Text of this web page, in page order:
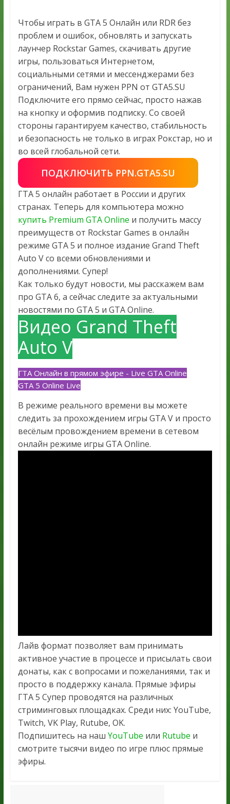
Чтобы играть в GTA 5 Онлайн или RDR без
проблем и ошибок, обновлять и запускать
лаунчер Rockstar Games, скачивать другие
игры, пользоваться Интернетом,
социальными сетями и мессенджерами без
ограничений, Вам нужен PPN от GTA5.SU
Подключите его прямо сейчас, просто нажав
на кнопку и оформив подписку. Со своей
стороны гарантируем качество, стабильность
и безопасность не только в играх Рокстар, но и
во всей глобальной сети.
ПОДКЛЮЧИТЬ PPN.GTA5.SU
ГТА 5 онлайн работает в России и других
странах. Теперь для компьютера можно
купить Premium GTA Online и получить массу
преимуществ от Rockstar Games в онлайн
режиме GTA 5 и полное издание Grand Theft
Auto V со всеми обновлениями и
дополнениями. Супер!
Как только будут новости, мы расскажем вам
про GTA 6, а сейчас следите за актуальными
новостями по GTA 5 и GTA Online.
Видео Grand Theft
Auto V
ГТА Онлайн в прямом эфире - Live GTA Online
GTA 5 Online Live
В режиме реального времени вы можете
следить за прохождением игры GTA V и просто
весёлым провождением времени в сетевом
онлайн режиме игры GTA Online.
Лайв формат позволяет вам принимать
активное участие в процессе и присылать свои
донаты, как с вопросами и пожеланиями, так и
просто в поддержку канала. Прямые эфиры
ГТА 5 Супер проводятся на различных
стриминговых площадках. Среди них: YouTube,
Twitch, VK Play, Rutube, OK.
Подпишитесь на наш YouTube или Rutube и
смотрите тысячи видео по игре плюс прямые
эфиры.